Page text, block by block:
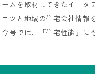
ームを取材してきたイエタ
コツと地域の住宅会社情報
今号では、『住宅性能』に